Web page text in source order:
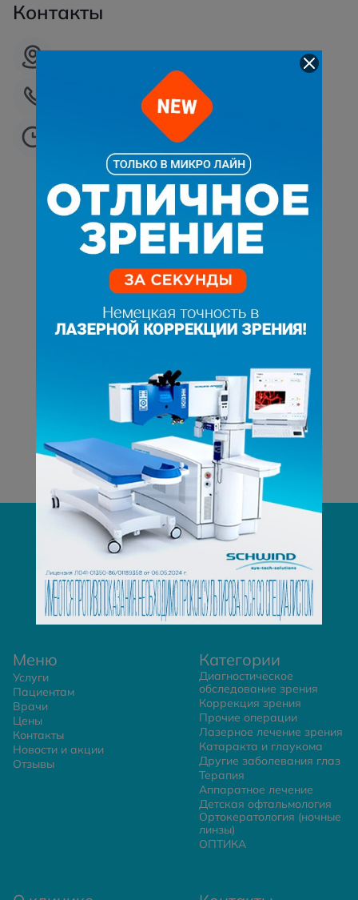
Контакты
+7 (3462)-55-55-99
Ежедневно: 09:00 - 18:00
Меню
Услуги
Пациентам
Врачи
Цены
Контакты
Новости и акции
Отзывы
Категории
Диагностическое
обследование зрения
Коррекция зрения
Прочие операции
Лазерное лечение зрения
Катаракта и глаукома
Другие заболевания глаз
Терапия
Аппаратное лечение
Детская офтальмология
Ортокератология (ночные
линзы)
ОПТИКА